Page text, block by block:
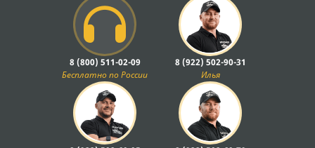
8 (800) 511-02-09
Бесплатно по России
8 (922) 502-90-31
Илья